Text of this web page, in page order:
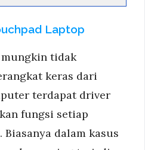
Laptop
mungkin tidak
keras dari
terdapat driver
fungsi setiap
Biasanya dalam kasus